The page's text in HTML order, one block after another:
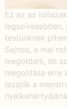
Ez az az
testünknek
Sajnos, a mai
megoldani, de
megoldása erre
lezajlik a